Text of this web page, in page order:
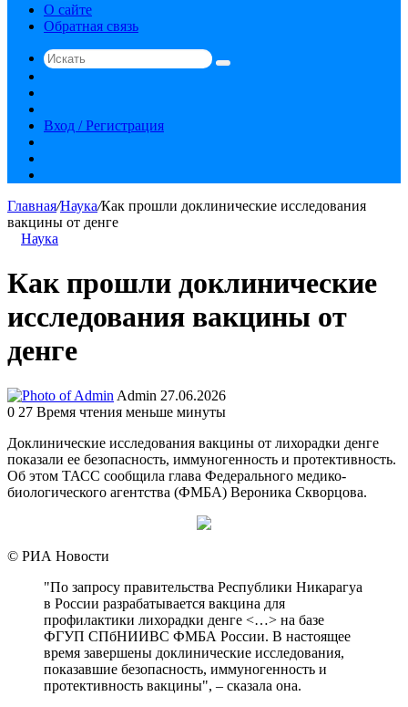
О сайте
Обратная связь
Искать
статья
Вход / Регистрация
Главная/Наука/Как прошли доклинические исследования
вакцины от денге
Наука
Как прошли доклинические
исследования вакцины от
денге
Admin Send
an
27.06.2026
0 27 Время чтения меньше минуты
Доклинические исследования вакцины от лихорадки денге
показали ее безопасность, иммуногенность и протективность.
Об этом ТАСС сообщила глава Федерального медико-
биологического агентства (ФМБА) Вероника Скворцова.
© РИА Новости
"По запросу правительства Республики Никарагуа
в России разрабатывается вакцина для
профилактики лихорадки денге <…> на базе
ФГУП СПбНИИВС ФМБА России. В настоящее
время завершены доклинические исследования,
показавшие безопасность, иммуногенность и
протективность вакцины", – сказала она.